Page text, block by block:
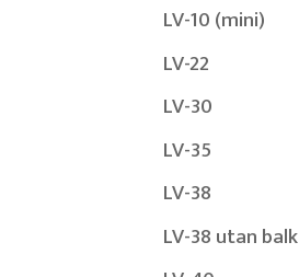
LV-10 (mini)
LV-22
LV-30
LV-35
LV-38
LV-38 utan balk